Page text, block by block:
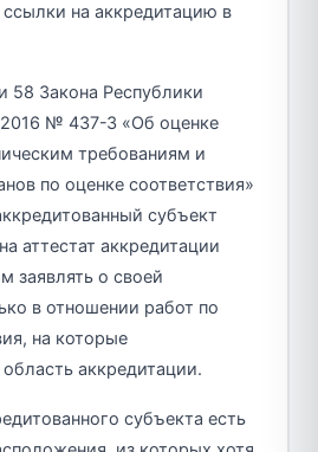
на аккредитацию в
58 Закона Республики
№ 437-З «Об оценке
требованиям и
по оценке соответствия»
субъект
аттестат аккредитации
заявлять о своей
в отношении работ по
на которые
аккредитации.
субъекта есть